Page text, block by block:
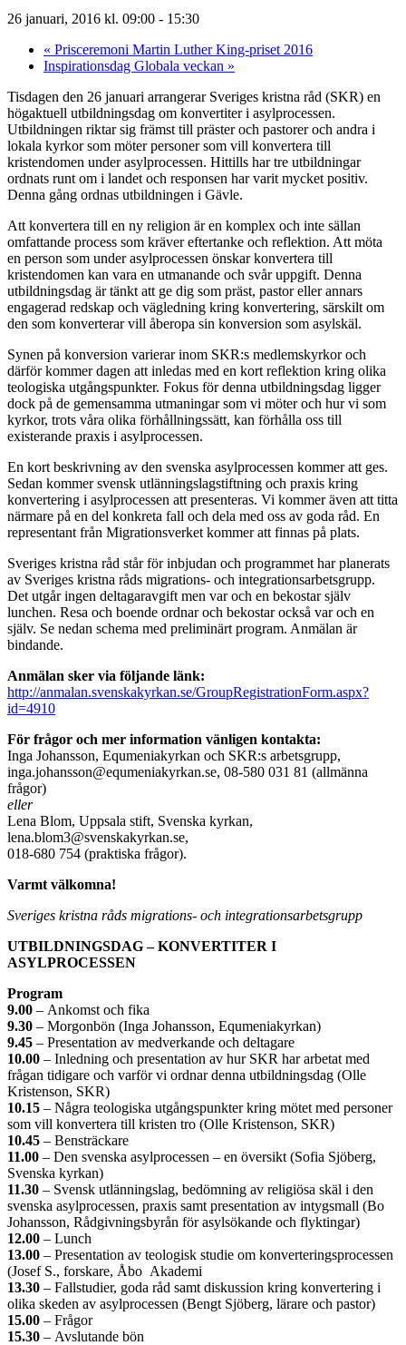
26 januari, 2016 kl. 09:00 - 15:30
« Prisceremoni Martin Luther King-priset 2016
Inspirationsdag Globala veckan »
Tisdagen den 26 januari arrangerar Sveriges kristna råd (SKR) en
högaktuell utbildningsdag om konvertiter i asylprocessen.
Utbildningen riktar sig främst till präster och pastorer och andra i
lokala kyrkor som möter personer som vill konvertera till
kristendomen under asylprocessen. Hittills har tre utbildningar
ordnats runt om i landet och responsen har varit mycket positiv.
Denna gång ordnas utbildningen i Gävle.
Att konvertera till en ny religion är en komplex och inte sällan
omfattande process som kräver eftertanke och reflektion. Att möta
en person som under asylprocessen önskar konvertera till
kristendomen kan vara en utmanande och svår uppgift. Denna
utbildningsdag är tänkt att ge dig som präst, pastor eller annars
engagerad redskap och vägledning kring konvertering, särskilt om
den som konverterar vill åberopa sin konversion som asylskäl.
Synen på konversion varierar inom SKR:s medlemskyrkor och
därför kommer dagen att inledas med en kort reflektion kring olika
teologiska utgångspunkter. Fokus för denna utbildningsdag ligger
dock på de gemensamma utmaningar som vi möter och hur vi som
kyrkor, trots våra olika förhållningssätt, kan förhålla oss till
existerande praxis i asylprocessen.
En kort beskrivning av den svenska asylprocessen kommer att ges.
Sedan kommer svensk utlänningslagstiftning och praxis kring
konvertering i asylprocessen att presenteras. Vi kommer även att titta
närmare på en del konkreta fall och dela med oss av goda råd. En
representant från Migrationsverket kommer att finnas på plats.
Sveriges kristna råd står för inbjudan och programmet har planerats
av Sveriges kristna råds migrations- och integrationsarbetsgrupp.
Det utgår ingen deltagaravgift men var och en bekostar själv
lunchen. Resa och boende ordnar och bekostar också var och en
själv. Se nedan schema med preliminärt program. Anmälan är
bindande.
Anmälan sker via följande länk:
http://anmalan.svenskakyrkan.se/GroupRegistrationForm.aspx?
id=4910
För frågor och mer information vänligen kontakta:
Inga Johansson, Equmeniakyrkan och SKR:s arbetsgrupp,
inga.johansson@equmeniakyrkan.se, 08-580 031 81 (allmänna
frågor)
eller
Lena Blom, Uppsala stift, Svenska kyrkan,
lena.blom3@svenskakyrkan.se,
018-680 754 (praktiska frågor).
Varmt välkomna!
Sveriges kristna råds migrations- och integrationsarbetsgrupp
UTBILDNINGSDAG – KONVERTITER I
ASYLPROCESSEN
Program
9.00 – Ankomst och fika
9.30 – Morgonbön (Inga Johansson, Equmeniakyrkan)
9.45 – Presentation av medverkande och deltagare
10.00 – Inledning och presentation av hur SKR har arbetat med
frågan tidigare och varför vi ordnar denna utbildningsdag (Olle
Kristenson, SKR)
10.15 – Några teologiska utgångspunkter kring mötet med personer
som vill konvertera till kristen tro (Olle Kristenson, SKR)
10.45 – Bensträckare
11.00 – Den svenska asylprocessen – en översikt (Sofia Sjöberg,
Svenska kyrkan)
11.30 – Svensk utlänningslag, bedömning av religiösa skäl i den
svenska asylprocessen, praxis samt presentation av intygsmall (Bo
Johansson, Rådgivningsbyrån för asylsökande och flyktingar)
12.00 – Lunch
13.00 – Presentation av teologisk studie om konverteringsprocessen
(Josef S., forskare, Åbo Akademi
13.30 – Fallstudier, goda råd samt diskussion kring konvertering i
olika skeden av asylprocessen (Bengt Sjöberg, lärare och pastor)
15.00 – Frågor
15.30 – Avslutande bön